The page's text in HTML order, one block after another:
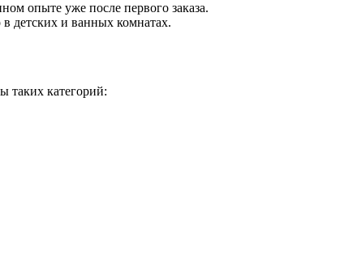
опыте уже после первого заказа.
детских и ванных комнатах.
таких категорий: